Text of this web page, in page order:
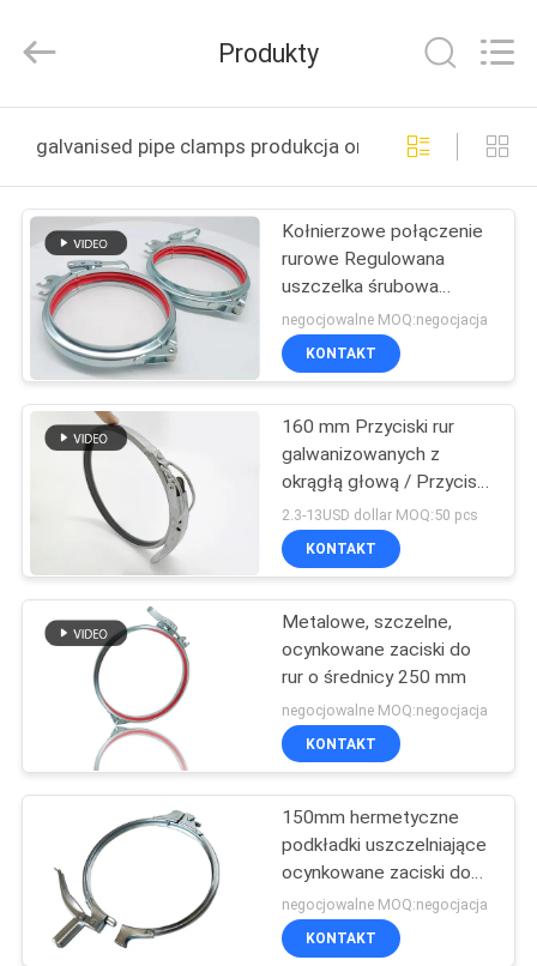
DOMU
PRODUKTY
NAS
WYCIECZKA
FABRYCE
KONTROLA
JAKOŚCI
SKONTAKTUJ
NOWOŚCI
WOODOO
TRADE
Rights
Produkty
galvanised pipe clamps produkcja online
Kołnierzowe połączenie
rurowe Regulowana
uszczelka śrubowa
125MM ocynkowane
zaciski do rur
negocjowalne MOQ:negocjacja
KONTAKT
160 mm Przyciski rur
galwanizowanych z
okrągłą głową / Przyciski
kanałowe szybkiego
uwalniania
2.3-13USD dollar MOQ:50 pcs
KONTAKT
Metalowe, szczelne,
ocynkowane zaciski do
rur o średnicy 250 mm
negocjowalne MOQ:negocjacja
KONTAKT
150mm hermetyczne
podkładki uszczelniające
ocynkowane zaciski do
rur
negocjowalne MOQ:negocjacja
KONTAKT